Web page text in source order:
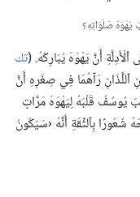
صَلَوَاتِهِ؟‏
أَنَّ يَهْوَهَ يُبَارِكُهُ.‏ (‏تك
ٱللَّذَانِ رَآهُمَا فِي صِغَرِهِ أَنَّ
يُوسُفُ قَلْبَهُ لِيَهْوَهَ مَرَّاتٍ
بِٱلثِّقَةِ أَنَّهُ ‹سَيَكُونُ